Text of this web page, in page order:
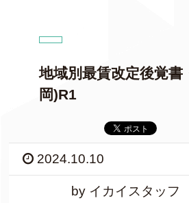
地域別最賃改定後覚書
岡)R1
2024.10.10
by イカイスタッフ